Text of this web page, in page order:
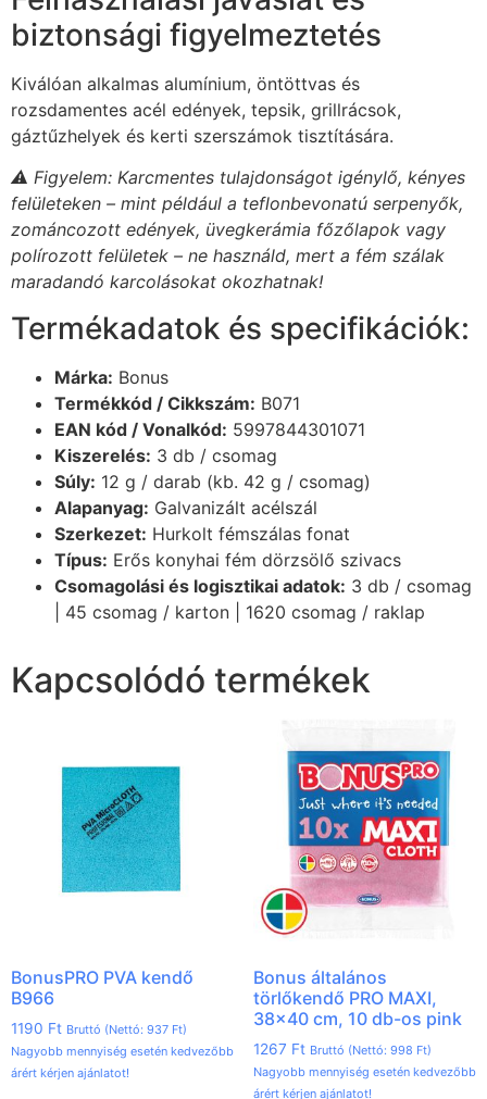
biztonsági figyelmeztetés
Kiválóan alkalmas alumínium, öntöttvas és
rozsdamentes acél edények, tepsik, grillrácsok,
gáztűzhelyek és kerti szerszámok tisztítására.
⚠️ Figyelem: Karcmentes tulajdonságot igénylő, kényes
felületeken – mint például a teflonbevonatú serpenyők,
zománcozott edények, üvegkerámia főzőlapok vagy
polírozott felületek – ne használd, mert a fém szálak
maradandó karcolásokat okozhatnak!
Termékadatok és specifikációk:
Márka: Bonus
Termékkód / Cikkszám: B071
EAN kód / Vonalkód: 5997844301071
Kiszerelés: 3 db / csomag
Súly: 12 g / darab (kb. 42 g / csomag)
Alapanyag: Galvanizált acélszál
Szerkezet: Hurkolt fémszálas fonat
Típus: Erős konyhai fém dörzsölő szivacs
Csomagolási és logisztikai adatok: 3 db / csomag
| 45 csomag / karton | 1620 csomag / raklap
Kapcsolódó termékek
BonusPRO PVA kendő
B966
1190 Ft Bruttó (Nettó: 937 Ft)
Nagyobb mennyiség esetén kedvezőbb
árért kérjen ajánlatot!
Bonus általános
törlőkendő PRO MAXI,
38×40 cm, 10 db-os pink
1267 Ft Bruttó (Nettó: 998 Ft)
Nagyobb mennyiség esetén kedvezőbb
árért kérjen ajánlatot!